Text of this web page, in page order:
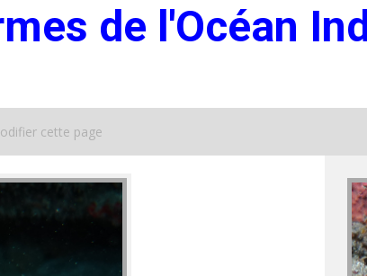
de l'Océan
cette page